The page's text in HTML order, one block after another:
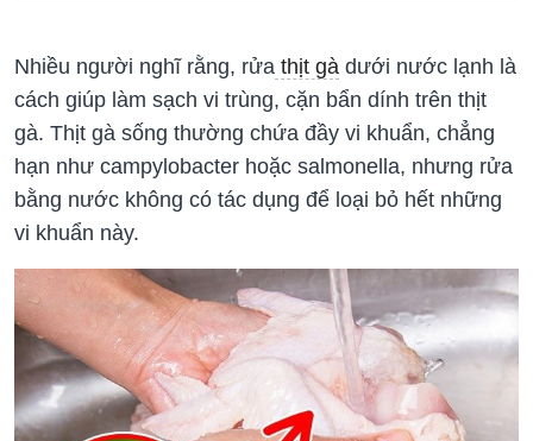
Nhiều người nghĩ rằng, rửa thịt gà dưới nước lạnh là
cách giúp làm sạch vi trùng, cặn bẩn dính trên thịt
gà. Thịt gà sống thường chứa đầy vi khuẩn, chẳng
hạn như campylobacter hoặc salmonella, nhưng rửa
bằng nước không có tác dụng để loại bỏ hết những
vi khuẩn này.